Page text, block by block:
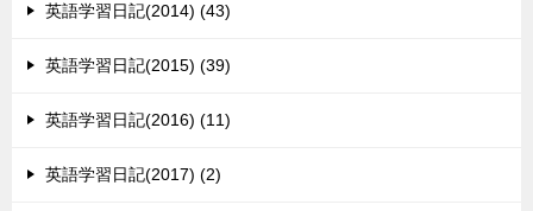
英語学習日記(2014) (43)
英語学習日記(2015) (39)
英語学習日記(2016) (11)
英語学習日記(2017) (2)